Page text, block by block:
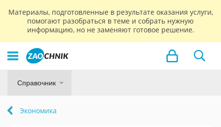
Материалы, подготовленные в результате оказания услуги,
помогают разобраться в теме и собрать нужную
информацию, но не заменяют готовое решение.
Справочник
Экономика